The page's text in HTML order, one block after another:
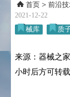
首页 > 前沿
2021-12-22
械库
质
来源：器械之
小时后方可转载